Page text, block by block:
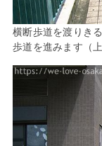
横断歩道を渡りき
歩道を進みます（